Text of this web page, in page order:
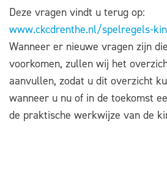
Deze vragen vindt u terug op:
www.ckcdrenthe.nl/spelregels-
Wanneer er nieuwe vragen zijn
voorkomen, zullen wij het
aanvullen, zodat u dit overzicht
wanneer u nu of in de toekomst
de praktische werkwijze van de